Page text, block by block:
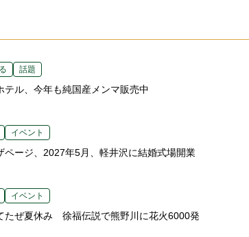
話題
テル、今年も純国産メンマ販売中
イベント
ページ、2027年5月、軽井沢に結婚式場開業
イベント
たぜ夏休み 徐福伝説で熊野川に花火6000発